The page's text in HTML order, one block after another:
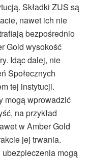
Składki ZUS są
nawet ich nie
bezpośrednio
Gold wysokość
Idąc dalej, nie
Społecznych
tej instytucji.
mogą wprowadzić
na przykład
w Amber Gold
jej trwania.
mogą